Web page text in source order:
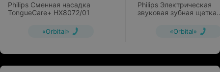
Philips Сменная насадка
TongueCare+ HX8072/01
«Orbital»
Philips Электрическая
звуковая зубная щетка
HX9342/02«Orbital»